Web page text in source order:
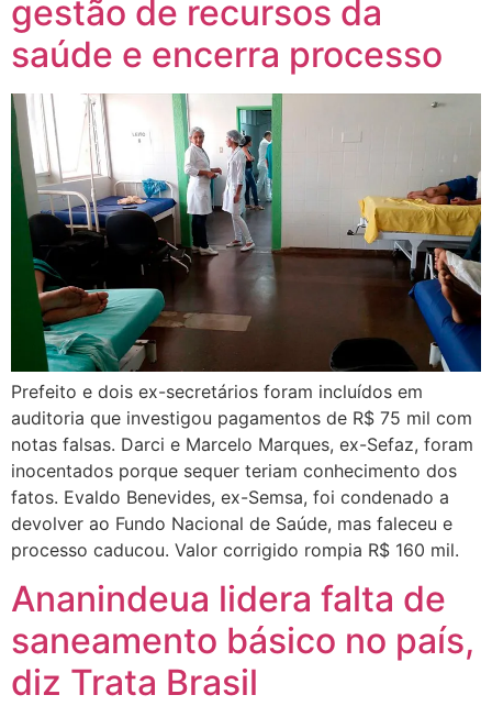
gestão de recursos da
saúde e encerra processo
Prefeito e dois ex-secretários foram incluídos em
auditoria que investigou pagamentos de R$ 75 mil com
notas falsas. Darci e Marcelo Marques, ex-Sefaz, foram
inocentados porque sequer teriam conhecimento dos
fatos. Evaldo Benevides, ex-Semsa, foi condenado a
devolver ao Fundo Nacional de Saúde, mas faleceu e
processo caducou. Valor corrigido rompia R$ 160 mil.
Ananindeua lidera falta de
saneamento básico no país,
diz Trata Brasil